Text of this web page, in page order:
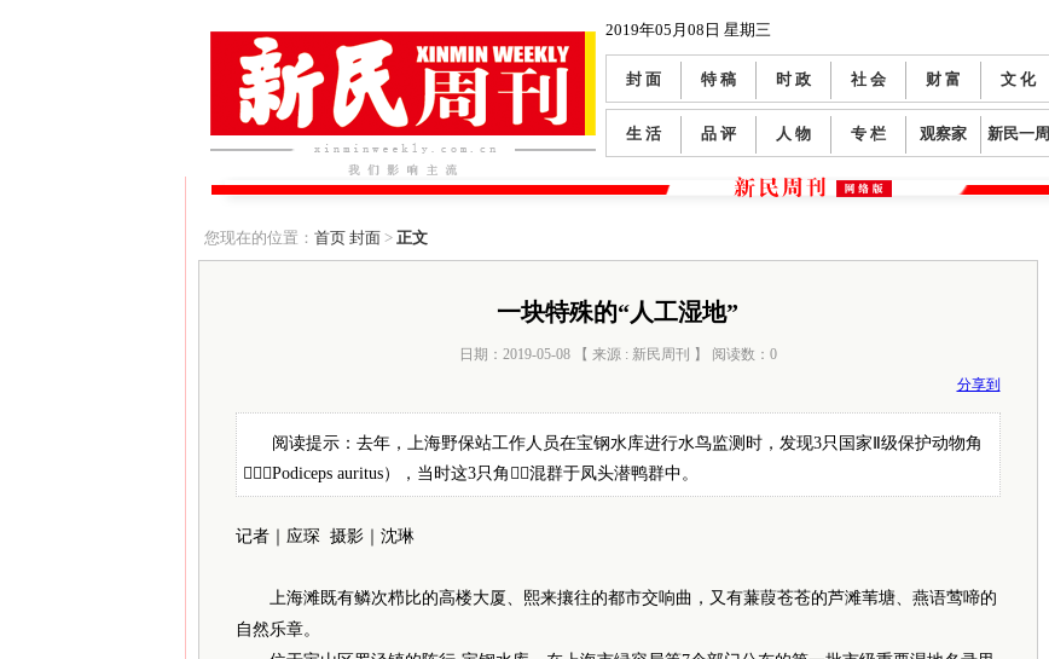
2019年05月08日 星期三
封 面 特 稿 时 政 社 会 财 富 文 化
生 活 品 评 人 物 专 栏 观察家 新民一周
您现在的位置： 首页 封面> 正文
一块特殊的“人工湿地”
日期：2019-05-08 【 来源 : 新民周刊 】 阅读数： 0
分享到
阅读提示：去年，上海野保站工作人员在宝钢水库进行水鸟监测时，发现3只国家Ⅱ级保护动物角
（Podiceps auritus），当时这3只角混群于凤头潜鸭群中。
记者｜应琛 摄影｜沈琳
上海滩既有鳞次栉比的高楼大厦、熙来攘往的都市交响曲，又有蒹葭苍苍的芦滩苇塘、燕语莺啼的
自然乐章。